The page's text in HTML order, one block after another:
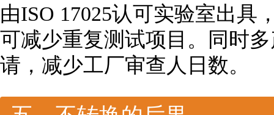
由ISO 17025认可实验室出具
可减少重复测试项目。同时
请，减少工厂审查人日数。